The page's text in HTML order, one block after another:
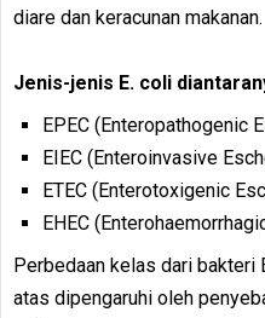
diare dan keracunan makanan.
Jenis-jenis E. coli
EPEC (Enteropathogenic
EIEC (Enteroinvasive
ETEC (Enterotoxigenic
EHEC
Perbedaan kelas dari
atas dipengaruhi oleh